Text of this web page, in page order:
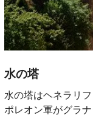
水の塔
水の塔はヘネラリ
ポレオン軍がグラ